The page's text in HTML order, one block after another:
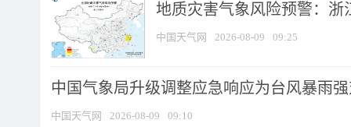
地质灾害气象风险预警：浙
中国天气网 2026-08-09 09:25
中国气象局升级调整应急响应为台风暴雨
中国天气网 2026-08-09 09:10